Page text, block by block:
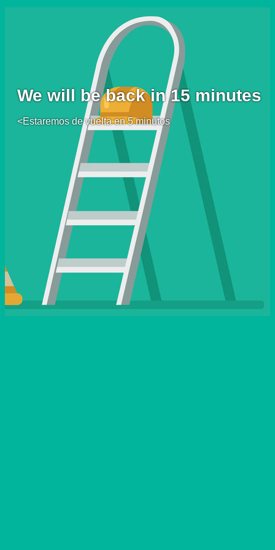
We will be back in 15 minutes
<Estaremos de vuelta en 5 minutos